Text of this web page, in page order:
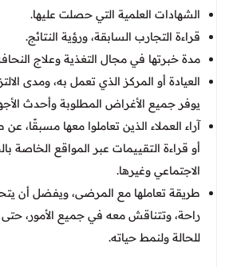
الشهادات العلمية التي حصلت عليها.
قراءة التجارب السابقة، ورؤية النتائج.
مدة خبرتها في مجال التغذية وعلاج
العيادة أو المركز الذي تعمل به، ومدى
يوفر جميع الأغراض المطلوبة وأحدث
آراء العملاء الذين تعاملوا معها مسبقًا،
أو قراءة التقييمات عبر المواقع الخاصة
الاجتماعي وغيرها.
طريقة تعاملها مع المرضى، ويفضل أن
راحة، وتتناقش معه في جميع الأمور،
للحالة ولنمط حياته.